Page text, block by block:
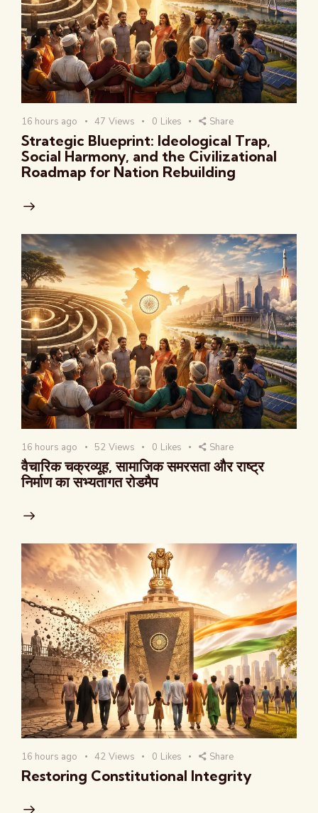
16 hours ago 47 Views 0 Likes Share
Strategic Blueprint: Ideological Trap,
Social Harmony, and the Civilizational
Roadmap for Nation Rebuilding
16 hours ago 52 Views 0 Likes Share
वैचारिक चक्रव्यूह, सामाजिक समरसता और राष्ट्र
निर्माण का सभ्यतागत रोडमैप
16 hours ago 42 Views 0 Likes Share
Restoring Constitutional Integrity